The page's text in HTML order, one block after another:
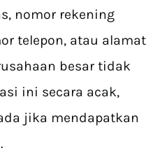
nomor rekening
telepon, atau alamat
besar tidak
ini secara acak,
jika mendapatkan